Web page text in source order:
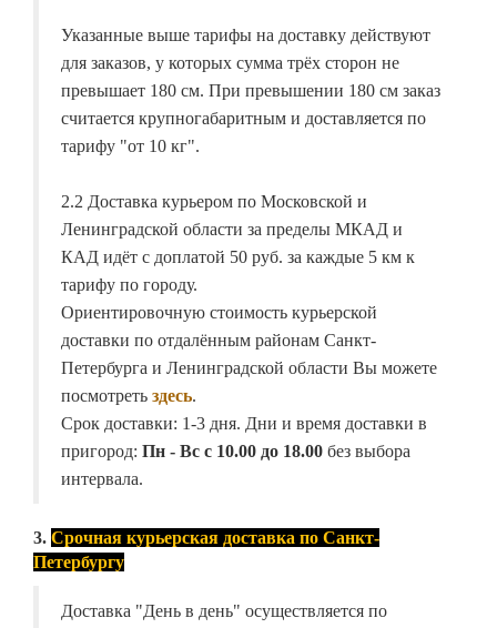
Указанные выше тарифы на доставку действуют
для заказов, у которых сумма трёх сторон не
превышает 180 см. При превышении 180 см заказ
считается крупногабаритным и доставляется по
тарифу "от 10 кг".
2.2 Доставка курьером по Московской и
Ленинградской области за пределы МКАД и
КАД идёт с доплатой 50 руб. за каждые 5 км к
тарифу по городу.
Ориентировочную стоимость курьерской
доставки по отдалённым районам Санкт-
Петербурга и Ленинградской области Вы можете
посмотреть здесь.
Срок доставки: 1-3 дня. Дни и время доставки в
пригород: Пн - Вс с 10.00 до 18.00 без выбора
интервала.
3. Срочная курьерская доставка по Санкт-
Петербургу
Доставка "День в день" осуществляется по